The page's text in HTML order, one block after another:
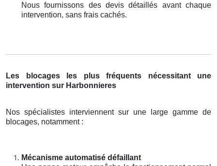
Nous fournissons des devis détaillés avant chaque
intervention, sans frais cachés.
Les blocages les plus fréquents nécessitant une
intervention sur Harbonnieres
Nos spécialistes interviennent sur une large gamme de
blocages, notamment :
Mécanisme automatisé défaillant